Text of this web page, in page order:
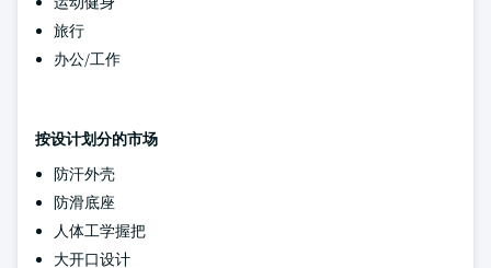
旅行
办公/工作
按设计划分的市场
防汗外壳
防滑底座
人体工学握把
大开口设计